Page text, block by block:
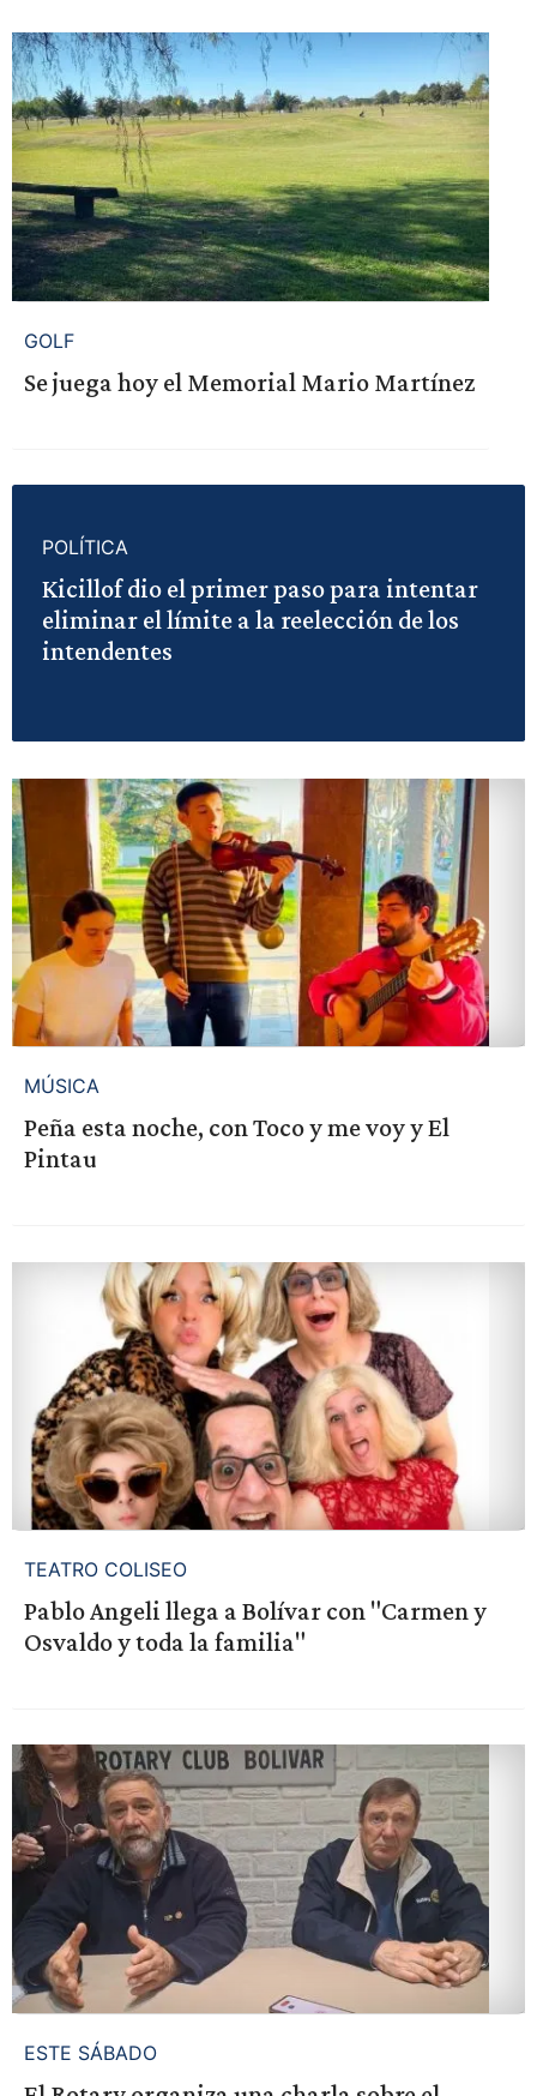
GOLF
Se juega hoy el Memorial Mario Martínez
POLÍTICA
Kicillof dio el primer paso para intentar
eliminar el límite a la reelección de los
intendentes
MÚSICA
Peña esta noche, con Toco y me voy y El
Pintau
TEATRO COLISEO
Pablo Angeli llega a Bolívar con "Carmen y
Osvaldo y toda la familia"
ESTE SÁBADO